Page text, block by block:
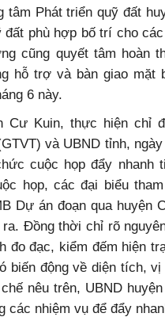
tâm Phát triển quỹ đất
đất phù hợp bố trí cho
cũng quyết tâm hoàn
hỗ trợ và bàn giao mặt
6 này.
Cư Kuin, thực hiện chỉ
và UBND tỉnh,
cuộc họp đẩy nhanh
họp, các đại biểu
Dự án đoạn qua huyện
Đồng thời chỉ rõ
đo đạc, kiểm đếm hiện
biến động về diện tích,
nêu trên, UBND
các nhiệm vụ để đẩy